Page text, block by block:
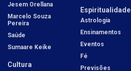
Jesem Orellana
Marcelo Souza
Pereira
Saúde
Sumaare Keike
Cultura
Espiritualidade
Astrologia
Ensinamentos
Eventos
Fé
Previsões